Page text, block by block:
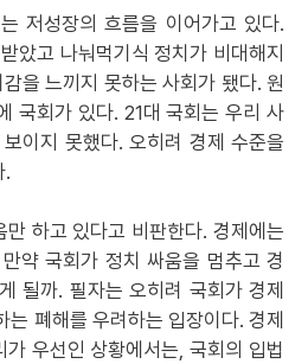
저성장의 흐름을 이어가고 있다.
았고 나눠먹기식 정치가 비대해지
을 느끼지 못하는 사회가 됐다. 원
국회가 있다. 21대 국회는 우리 사
이지 못했다. 오히려 경제 수준을
.
하고 있다고 비판한다. 경제에는
약 국회가 정치 싸움을 멈추고 경
될까. 필자는 오히려 국회가 경제
폐해를 우려하는 입장이다. 경제
우선인 상황에서는, 국회의 입법